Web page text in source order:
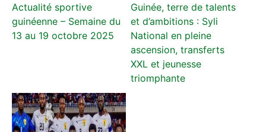
Actualité sportive
guinéenne – Semaine du
13 au 19 octobre 2025
Guinée, terre de talents
et d’ambitions : Syli
National en pleine
ascension, transferts
XXL et jeunesse
triomphante